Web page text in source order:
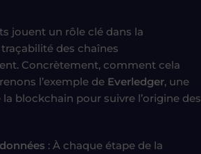
jouent un rôle clé dans la
des chaînes
Concrètement, comment cela
l’exemple de Everledger, une
blockchain pour suivre l’origine des
: À chaque étape de la